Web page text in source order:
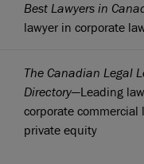
Best Lawyers in
lawyer in corporate
The Canadian Legal
Directory—Leading
corporate commercial
private equity